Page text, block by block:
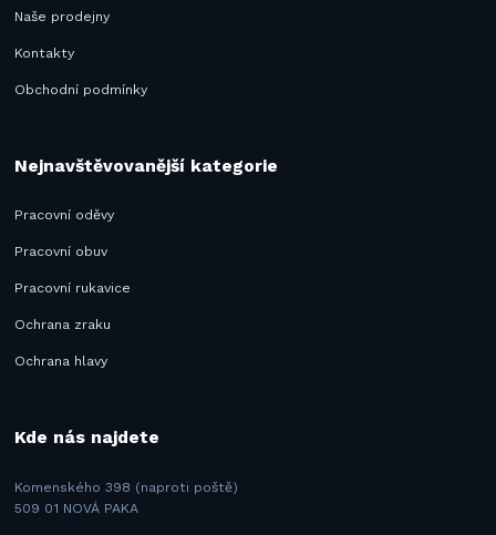
Naše prodejny
Kontakty
Obchodní podmínky
Nejnavštěvovanější kategorie
Pracovní oděvy
Pracovní obuv
Pracovní rukavice
Ochrana zraku
Ochrana hlavy
Kde nás najdete
Komenského 398 (naproti poště)
509 01 NOVÁ PAKA